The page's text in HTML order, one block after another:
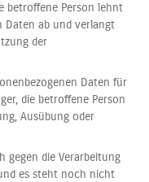
betroffene Person lehnt
Daten ab und verlangt
der
Daten für
die betroffene Person
Ausübung oder
gegen die Verarbeitung
es steht noch nicht